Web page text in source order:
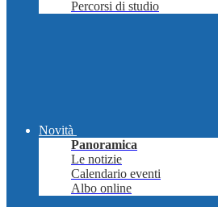
Percorsi di studio
Novità
Panoramica
Le notizie
Calendario eventi
Albo online